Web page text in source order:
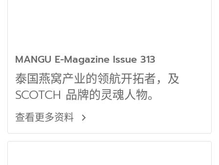
MANGU E-Magazine Issue 313
泰国燕窝产业的领航开拓者，及
SCOTCH 品牌的灵魂人物。
查看更多资料